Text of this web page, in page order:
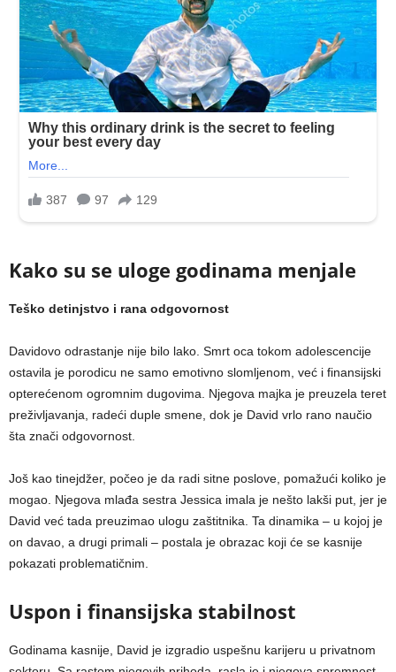
Kako su se uloge godinama menjale
Teško detinjstvo i rana odgovornost
Davidovo odrastanje nije bilo lako. Smrt oca tokom adolescencije
ostavila je porodicu ne samo emotivno slomljenom, već i finansijski
opterećenom ogromnim dugovima. Njegova majka je preuzela teret
preživljavanja, radeći duple smene, dok je David vrlo rano naučio
šta znači odgovornost.
Još kao tinejdžer, počeo je da radi sitne poslove, pomažući koliko je
mogao. Njegova mlađa sestra Jessica imala je nešto lakši put, jer je
David već tada preuzimao ulogu zaštitnika. Ta dinamika – u kojoj je
on davao, a drugi primali – postala je obrazac koji će se kasnije
pokazati problematičnim.
Uspon i finansijska stabilnost
Godinama kasnije, David je izgradio uspešnu karijeru u privatnom